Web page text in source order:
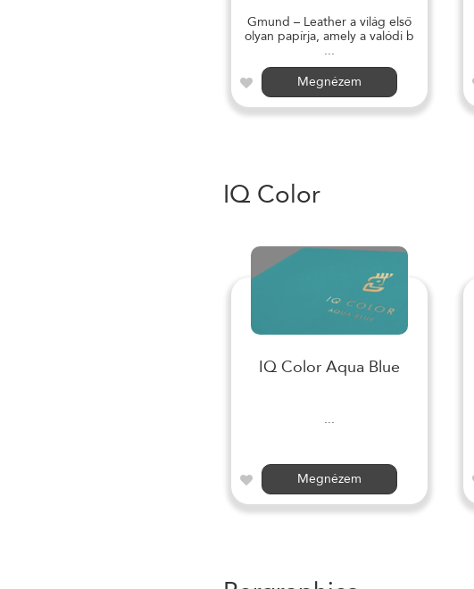
Gmund – Leather a világ első
olyan papírja, amely a valódi b
...
Megnézem
IQ Color
IQ Color Aqua Blue
...
Megnézem